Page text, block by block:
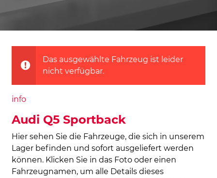
Das ausgewählte Fahrzeug ist leider
nicht verfügbar.
info
Audi Q5 Sportback
Hier sehen Sie die Fahrzeuge, die sich in unserem
Lager befinden und sofort ausgeliefert werden
können. Klicken Sie in das Foto oder einen
Fahrzeugnamen, um alle Details dieses